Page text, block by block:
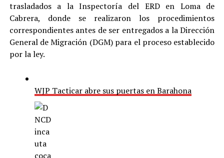
trasladados a la Inspectoría del ERD en Loma de
Cabrera, donde se realizaron los procedimientos
correspondientes antes de ser entregados a la Dirección
General de Migración (DGM) para el proceso establecido
por la ley.
WJP Tacticar abre sus puertas en Barahona